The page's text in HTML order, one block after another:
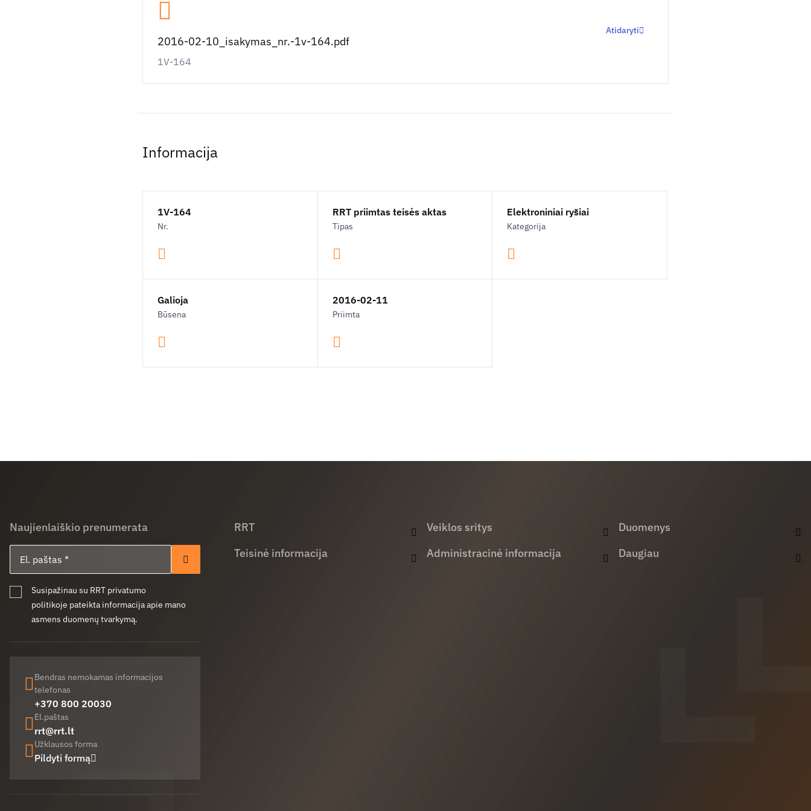
2016-02-10_isakymas_nr.-1v-164.pdf
1V-164
Atidaryti
Informacija
1V-164
Nr.
RRT priimtas teisės aktas
Tipas
Elektroniniai ryšiai
Kategorija
Galioja
Būsena
2016-02-11
Priimta
Naujienlaiškio prenumerata
Prenumeruoti
Susipažinau su RRT privatumo
politikoje pateikta informacija apie mano
asmens duomenų tvarkymą.
Bendras nemokamas informacijos
telefonas
+370 800 20030
El.paštas
rrt@rrt.lt
Užklausos forma
Pildyti formą
RRT
Teisinė informacija
Veiklos sritys
Administracinė informacija
Duomenys
Daugiau